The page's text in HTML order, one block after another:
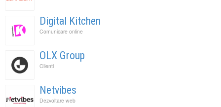
Digital Kitchen
Comunicare online
OLX Group
Clienti
Netvibes
Dezvoltare web